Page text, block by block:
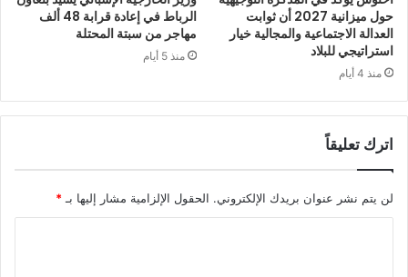
حول ميزانية 2027 أن ثوابت
العدالة الاجتماعية والمجالية خيار
استراتيجي للبلاد
منذ 4 أيام
الرباط في إعادة قرابة 48 ألف
مهاجر من سبتة المحتلة
منذ 5 أيام
اترك تعليقاً
لن يتم نشر عنوان بريدك الإلكتروني. الحقول الإلزامية مشار إليها بـ *